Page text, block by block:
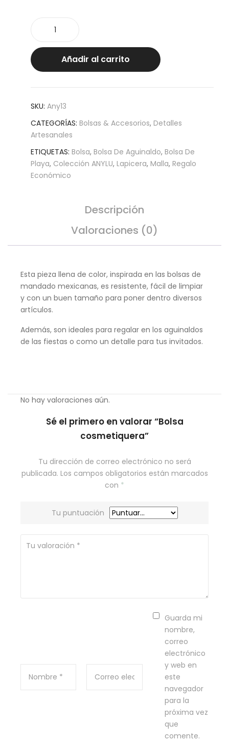
cosmetiquera
cantidad
Añadir al carrito
SKU: Any13
CATEGORÍAS: Bolsas & Accesorios, Detalles
Artesanales
ETIQUETAS: Bolsa, Bolsa De Aguinaldo, Bolsa De
Playa, Colección ANYLU, Lapicera, Malla, Regalo
Económico
Descripción
Valoraciones (0)
Esta pieza llena de color, inspirada en las bolsas de
mandado mexicanas, es resistente, fácil de limpiar
y con un buen tamaño para poner dentro diversos
artículos.
Además, son ideales para regalar en los aguinaldos
de las fiestas o como un detalle para tus invitados.
No hay valoraciones aún.
Sé el primero en valorar “Bolsa
cosmetiquera”
Tu dirección de correo electrónico no será
publicada. Los campos obligatorios están marcados
con *
Tu puntuación
Guarda mi
nombre,
correo
electrónico
y web en
este
navegador
para la
próxima vez
que
comente.